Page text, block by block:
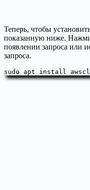
Теперь, чтобы
показанную ниже.
появлении запроса или
запроса.
sudo apt install